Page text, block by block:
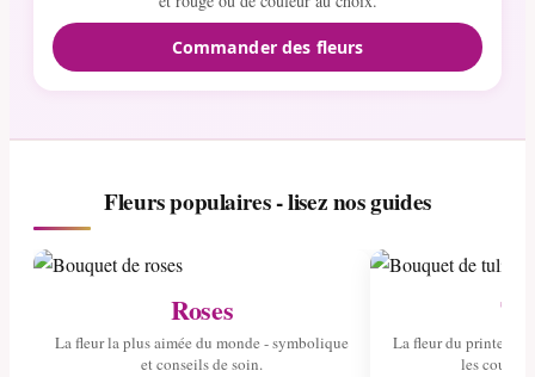
Commander des fleurs
Fleurs populaires - lisez nos guides
Roses
La fleur la plus aimée du monde - symbolique
et conseils de soin.
La fleur du
les